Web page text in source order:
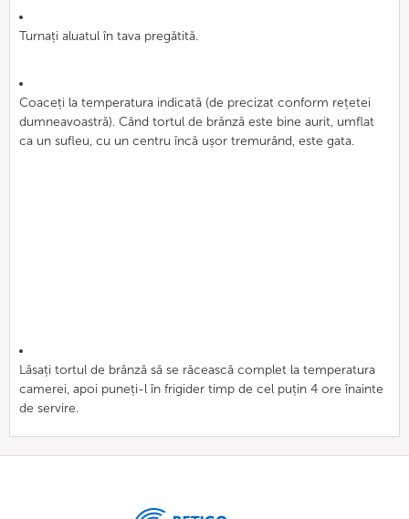
Turnați aluatul în tava pregătită.
Coaceți la temperatura indicată (de precizat conform rețetei
dumneavoastră). Când tortul de brânză este bine aurit, umflat
ca un sufleu, cu un centru încă ușor tremurând, este gata.
Lăsați tortul de brânză să se răcească complet la temperatura
camerei, apoi puneți-l în frigider timp de cel puțin 4 ore înainte
de servire.